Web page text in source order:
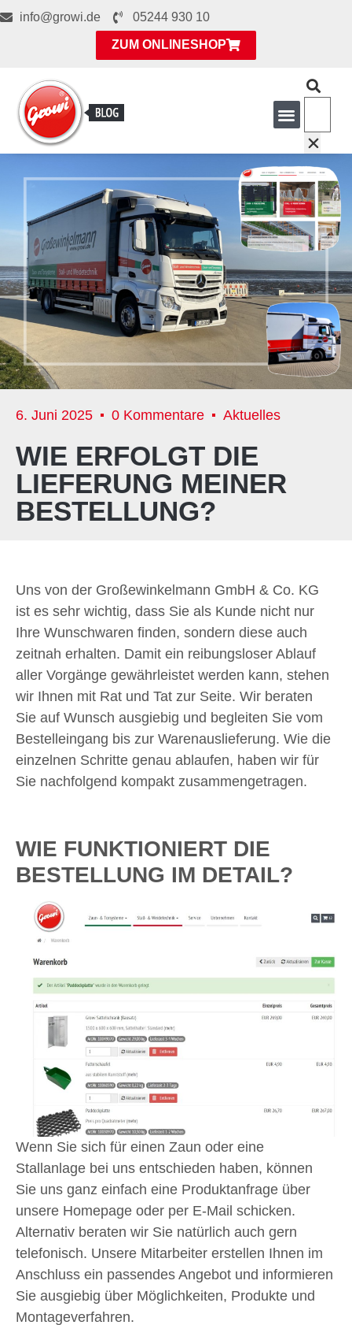
info@growi.de 05244 930 10
ZUM ONLINESHOP
6. Juni 2025 0 Kommentare Aktuelles
WIE ERFOLGT DIE
LIEFERUNG MEINER
BESTELLUNG?
Uns von der Großewinkelmann GmbH & Co. KG
ist es sehr wichtig, dass Sie als Kunde nicht nur
Ihre Wunschwaren finden, sondern diese auch
zeitnah erhalten. Damit ein reibungsloser Ablauf
aller Vorgänge gewährleistet werden kann, stehen
wir Ihnen mit Rat und Tat zur Seite. Wir beraten
Sie auf Wunsch ausgiebig und begleiten Sie vom
Bestelleingang bis zur Warenauslieferung. Wie die
einzelnen Schritte genau ablaufen, haben wir für
Sie nachfolgend kompakt zusammengetragen.
WIE FUNKTIONIERT DIE
BESTELLUNG IM DETAIL?
Wenn Sie sich für einen Zaun oder eine
Stallanlage bei uns entschieden haben, können
Sie uns ganz einfach eine Produktanfrage über
unsere Homepage oder per E-Mail schicken.
Alternativ beraten wir Sie natürlich auch gern
telefonisch. Unsere Mitarbeiter erstellen Ihnen im
Anschluss ein passendes Angebot und informieren
Sie ausgiebig über Möglichkeiten, Produkte und
Montageverfahren.